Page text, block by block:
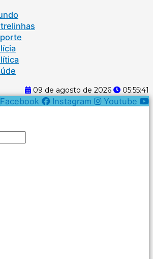
09 de agosto de 2026 05:55:41
Facebook Instagram Youtube